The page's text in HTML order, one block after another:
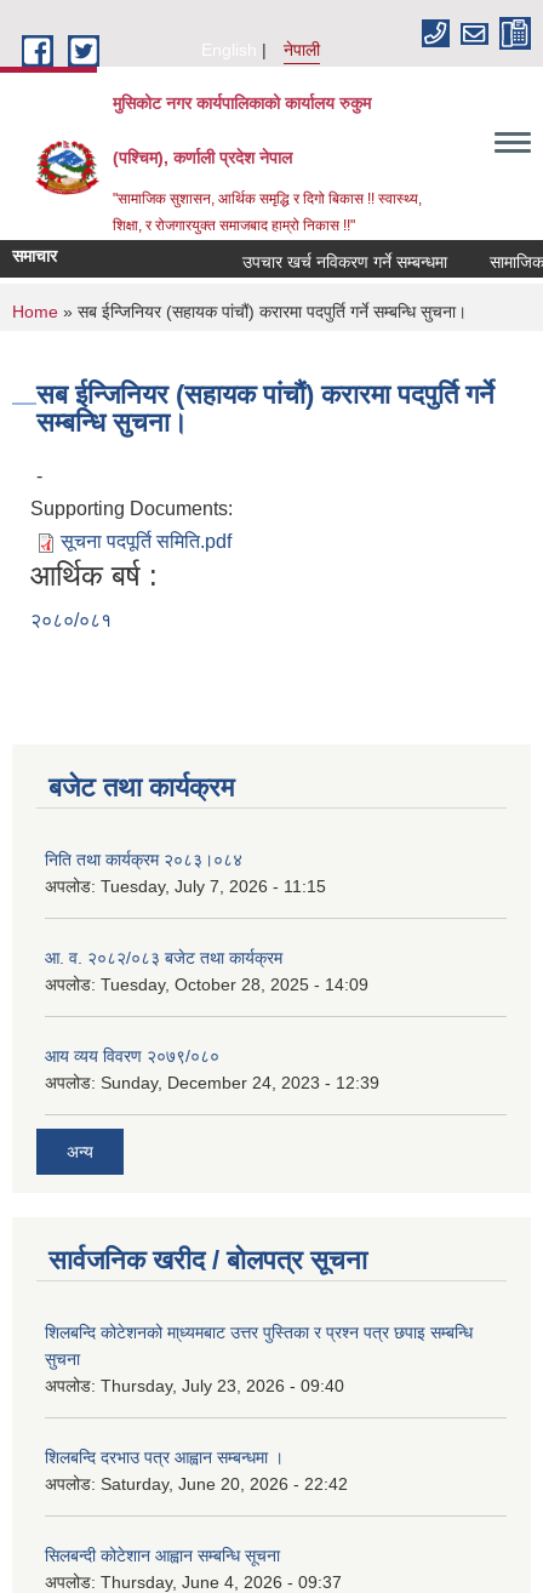
English
नेपाली
मुसिकोट नगर कार्यपालिकाको कार्यालय रुकुम
(पश्चिम), कर्णाली प्रदेश नेपाल
"सामाजिक सुशासन, आर्थिक समृद्धि र दिगो बिकास !! स्वास्थ्य,
शिक्षा, र रोजगारयुक्त समाजबाद हाम्रो निकास !!"
समाचार उपचार खर्च नविकरण गर्ने सम्बन्धमा
You are here
Home » सब ईन्जिनियर (सहायक पांचौं) करारमा पदपुर्ति गर्ने सम्बन्धि सुचना।
सब ईन्जिनियर (सहायक पांचौं) करारमा पदपुर्ति गर्ने
सम्बन्धि सुचना।
-
Supporting Documents:
सूचना पदपूर्ति समिति.pdf
आर्थिक बर्ष :
२०८०/०८१
बजेट तथा कार्यक्रम
निति तथा कार्यक्रम २०८३।०८४
अपलोड: Tuesday, July 7, 2026 - 11:15
आ. व. २०८२/०८३ बजेट तथा कार्यक्रम
अपलोड: Tuesday, October 28, 2025 - 14:09
आय व्यय विवरण २०७९/०८०
अपलोड: Sunday, December 24, 2023 - 12:39
अन्य
सार्वजनिक खरीद / बोलपत्र सूचना
शिलबन्दि कोटेशनको मा्ध्यमबाट उत्तर पुस्तिका र प्रश्न पत्र छपाइ सम्बन्धि
सुचना
अपलोड: Thursday, July 23, 2026 - 09:40
शिलबन्दि दरभाउ पत्र आह्वान सम्बन्धमा ।
अपलोड: Saturday, June 20, 2026 - 22:42
सिलबन्दी कोटेशान आह्वान सम्बन्धि सूचना
अपलोड: Thursday, June 4, 2026 - 09:37